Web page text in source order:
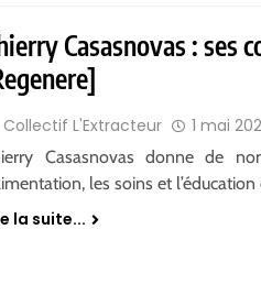
Casasnovas : ses
Collectif L'Extracteur 1 mai
Casasnovas donne de
les soins et
la suite...